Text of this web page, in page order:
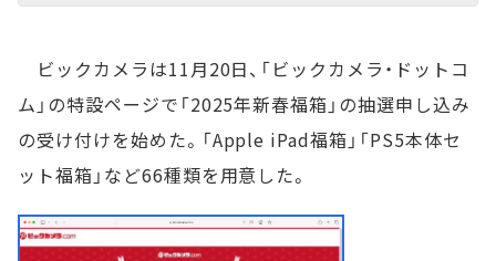
ビックカメラは11月20日、「ビックカメラ・ドットコ
ム」の特設ページで「2025年新春福箱」の抽選申し込み
の受け付けを始めた。「Apple iPad福箱」「PS5本体セ
ット福箱」など66種類を用意した。